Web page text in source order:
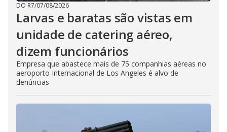
DO R7/07/08/2026
Larvas e baratas são vistas em
unidade de catering aéreo,
dizem funcionários
Empresa que abastece mais de 75 companhias aéreas no
aeroporto Internacional de Los Angeles é alvo de
denúncias